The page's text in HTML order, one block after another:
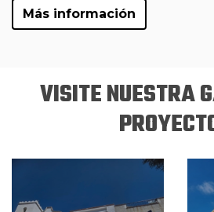
Más información
VISITE NUESTRA